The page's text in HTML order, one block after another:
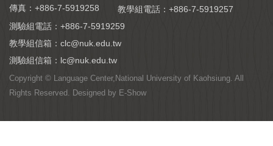
傳真：+886-7-5919258
教學組電話： +886-7-5919257
測驗組電話： +886-7-5919259
教學組信箱： clc@nuk.edu.tw
測驗組信箱： lc@nuk.edu.tw
Copyright © Language Center,National University of Kaohsiung. All
Rights Reserved. Designed by E-Show